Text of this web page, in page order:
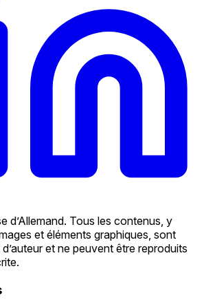
d’Allemand. Tous les contenus, y
et éléments graphiques, sont
et ne peuvent être reproduits